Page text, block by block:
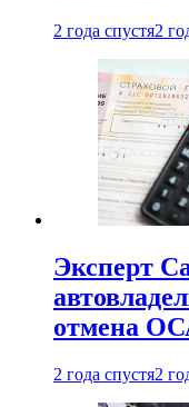
2 года спустя2
Эксперт
отмена
2 года спустя2